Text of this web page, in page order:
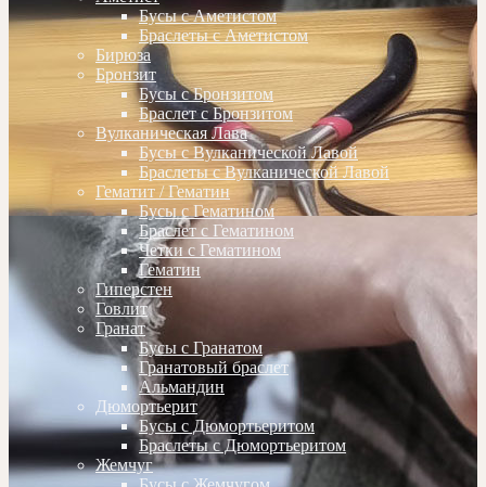
Бусы с Аметистом
Браслеты с Аметистом
Бирюза
Бронзит
Бусы с Бронзитом
Браслет с Бронзитом
Вулканическая Лава
Бусы с Вулканической Лавой
Браслеты с Вулканической Лавой
Гематит / Гематин
Бусы с Гематином
Браслет с Гематином
Четки с Гематином
Гематин
Гиперстен
Говлит
Гранат
Бусы с Гранатом
Гранатовый браслет
Альмандин
Дюмортьерит
Бусы с Дюмортьеритом
Браслеты с Дюмортьеритом
Жемчуг